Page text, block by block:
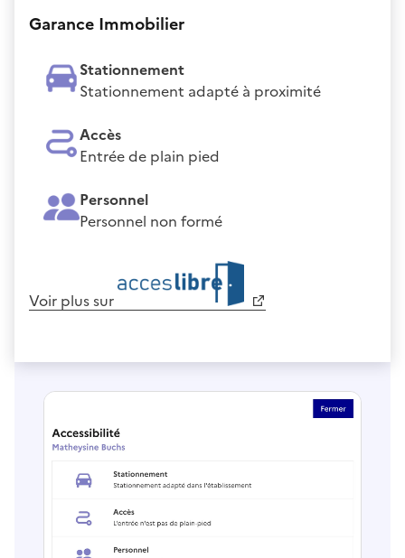
Garance Immobilier
Stationnement
Stationnement adapté à proximité
Accès
Entrée de plain pied
Personnel
Personnel non formé
Voir plus sur